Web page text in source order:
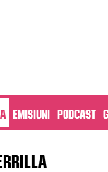
Emisiuni Podcast